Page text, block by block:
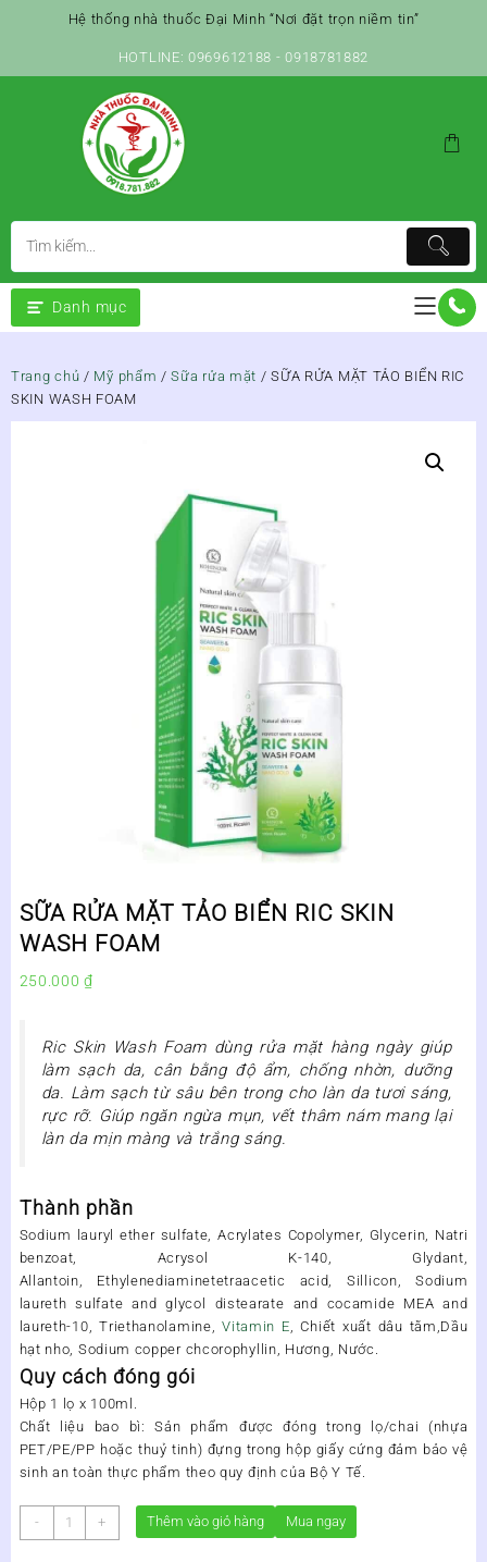
Hệ thống nhà thuốc Đại Minh “Nơi đặt trọn niềm tin”
HOTLINE: 0969612188 - 0918781882
Danh mục
Trang chủ / Mỹ phẩm /Sữa rửa mặt / SỮA RỬA MẶT TẢO BIỂN RIC
SKIN WASH FOAM
SỮA RỬA MẶT TẢO BIỂN RIC SKIN
WASH FOAM
250.000₫
Ric Skin Wash Foam dùng rửa mặt hàng ngày giúp
làm sạch da, cân bằng độ ẩm, chống nhờn, dưỡng
da. Làm sạch từ sâu bên trong cho làn da tươi sáng,
rực rỡ. Giúp ngăn ngừa mụn, vết thâm nám mang lại
làn da mịn màng và trắng sáng.
Thành phần
Sodium lauryl ether sulfate, Acrylates Copolymer, Glycerin, Natri
benzoat, Acrysol K-140, Glydant,
Allantoin, Ethylenediaminetetraacetic acid, Sillicon, Sodium
laureth sulfate and glycol distearate and cocamide MEA and
laureth-10, Triethanolamine,Vitamin E , Chiết xuất dâu tằm,Dầu
hạt nho, Sodium copper chcorophyllin, Hương, Nước.
Quy cách đóng gói
Hộp 1 lọ x 100ml.
Chất liệu bao bì: Sản phẩm được đóng trong lọ/chai (nhựa
PET/PE/PP hoặc thuỷ tinh) đựng trong hộp giấy cứng đảm bảo vệ
sinh an toàn thực phẩm theo quy định của Bộ Y Tế.
-
SỮA
RỬA
+ Thêm vào giỏ hàng Mua ngay